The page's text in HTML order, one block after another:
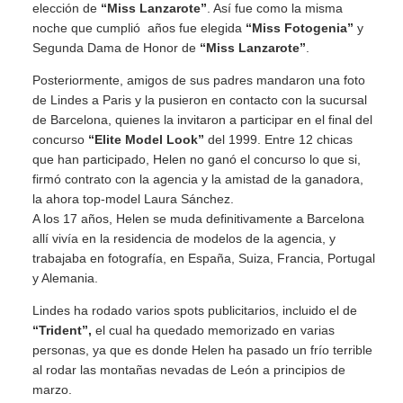
elección de “Miss Lanzarote” . Así fue como la misma
noche que cumplió años fue elegida “Miss Fotogenia” y
Segunda Dama de Honor de “Miss Lanzarote”
Posteriormente, amigos de sus padres mandaron una foto
de Lindes a Paris y la pusieron en contacto con la sucursal
de Barcelona, quienes la invitaron a participar en el final del
concurso “Elite Model Look” del 1999. Entre 12 chicas
que han participado, Helen no ganó el concurso lo que si,
firmó contrato con la agencia y la amistad de la ganadora,
la ahora top-model Laura Sánchez.
A los 17 años, Helen se muda definitivamente a Barcelona
allí vivía en la residencia de modelos de la agencia, y
trabajaba en fotografía, en España, Suiza, Francia, Portugal
y Alemania.
Lindes ha rodado varios spots publicitarios, incluido el de
“Trident”, el cual ha quedado memorizado en varias
personas, ya que es donde Helen ha pasado un frío terrible
al rodar las montañas nevadas de León a principios de
marzo.